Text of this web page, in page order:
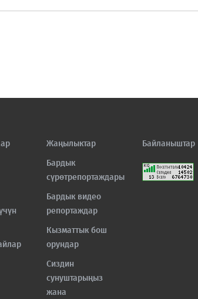
Жаңылыктар
Бардык
сүрөтрепортаждары
Бардык видео
репортаждар
Кызматтык бош
орундар
Сиздин
сунуштарыңыз
жана
Байланыштар